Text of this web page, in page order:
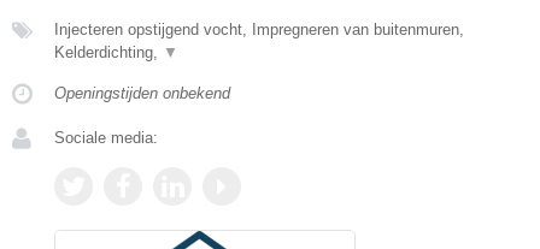
Injecteren opstijgend vocht, Impregneren van buitenmuren,
Kelderdichting, ▼
Openingstijden onbekend
Sociale media: